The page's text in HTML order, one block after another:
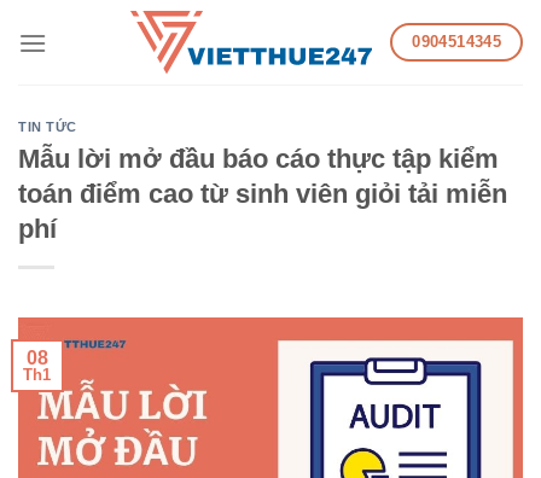
0904514345
TIN TỨC
Mẫu lời mở đầu báo cáo thực tập kiểm
toán điểm cao từ sinh viên giỏi tải miễn
phí
08
Th1